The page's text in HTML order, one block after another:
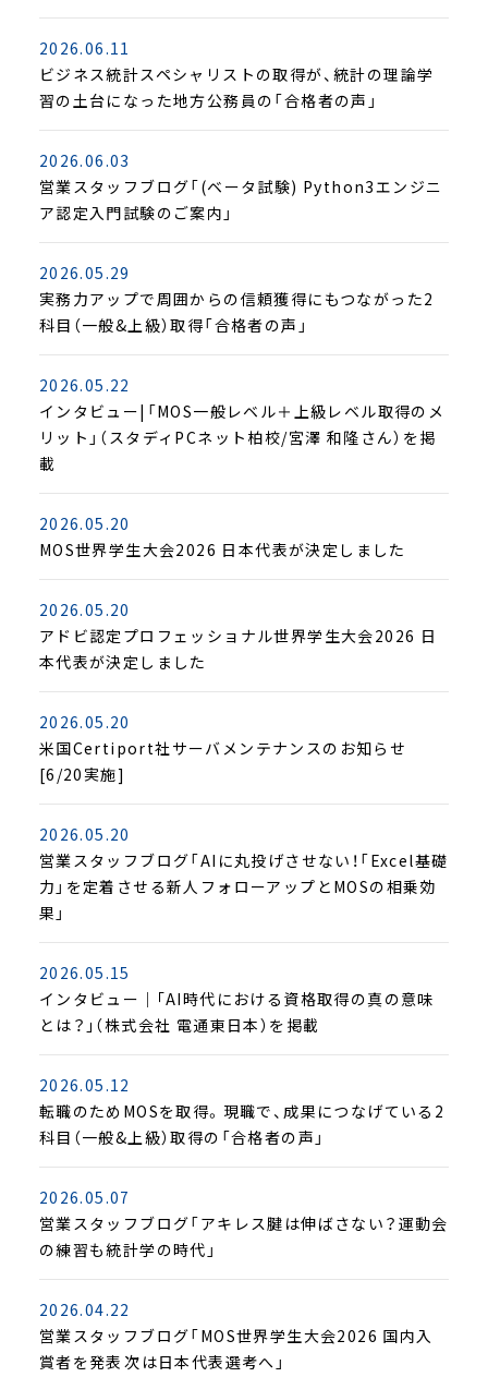
2026.06.11
ビジネス統計スペシャリストの取得が、統計の理論学
習の土台になった地方公務員の「合格者の声」
2026.06.03
営業スタッフブログ「(ベータ試験) Python3エンジニ
ア認定入門試験のご案内」
2026.05.29
実務力アップで周囲からの信頼獲得にもつながった2
科目（一般&上級）取得「合格者の声」
2026.05.22
インタビュー|「MOS一般レベル＋上級レベル取得のメ
リット」（スタディPCネット柏校/宮澤 和隆さん）を掲
載
2026.05.20
MOS世界学生大会2026 日本代表が決定しました
2026.05.20
アドビ認定プロフェッショナル世界学生大会2026 日
本代表が決定しました
2026.05.20
米国Certiport社サーバメンテナンスのお知らせ
[6/20実施]
2026.05.20
営業スタッフブログ「AIに丸投げさせない！「Excel基礎
力」を定着させる新人フォローアップとMOSの相乗効
果」
2026.05.15
インタビュー｜｢AI時代における資格取得の真の意味
とは？｣（株式会社 電通東日本）を掲載
2026.05.12
転職のためMOSを取得。現職で、成果につなげている2
科目（一般&上級）取得の「合格者の声」
2026.05.07
営業スタッフブログ「アキレス腱は伸ばさない？運動会
の練習も統計学の時代」
2026.04.22
営業スタッフブログ「MOS世界学生大会2026 国内入
賞者を発表――次は日本代表選考へ」